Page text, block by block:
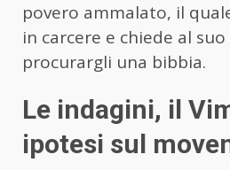
povero ammalato, il
in carcere e chiede al
procurargli una bibbia.
Le indagini, il
ipotesi sul